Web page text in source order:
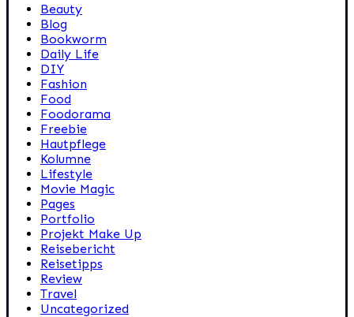
Beauty
Blog
Bookworm
Daily Life
DIY
Fashion
Food
Foodorama
Freebie
Hautpflege
Kolumne
Lifestyle
Movie Magic
Pages
Portfolio
Projekt Make Up
Reisebericht
Reisetipps
Review
Travel
Uncategorized